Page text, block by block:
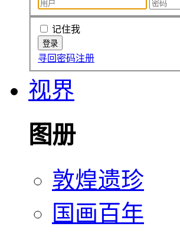
记住我
寻回密码注册
视界
图册
敦煌遗珍
国画百年